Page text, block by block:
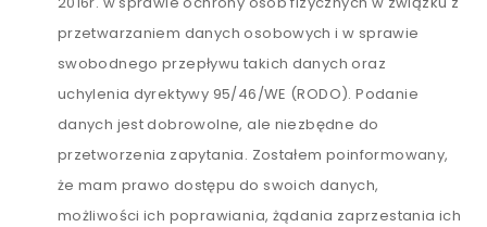
przetwarzaniem danych osobowych i w sprawie
swobodnego przepływu takich danych oraz
uchylenia dyrektywy 95/46/WE (RODO). Podanie
danych jest dobrowolne, ale niezbędne do
przetworzenia zapytania. Zostałem poinformowany,
że mam prawo dostępu do swoich danych,
możliwości ich poprawiania, żądania zaprzestania ich